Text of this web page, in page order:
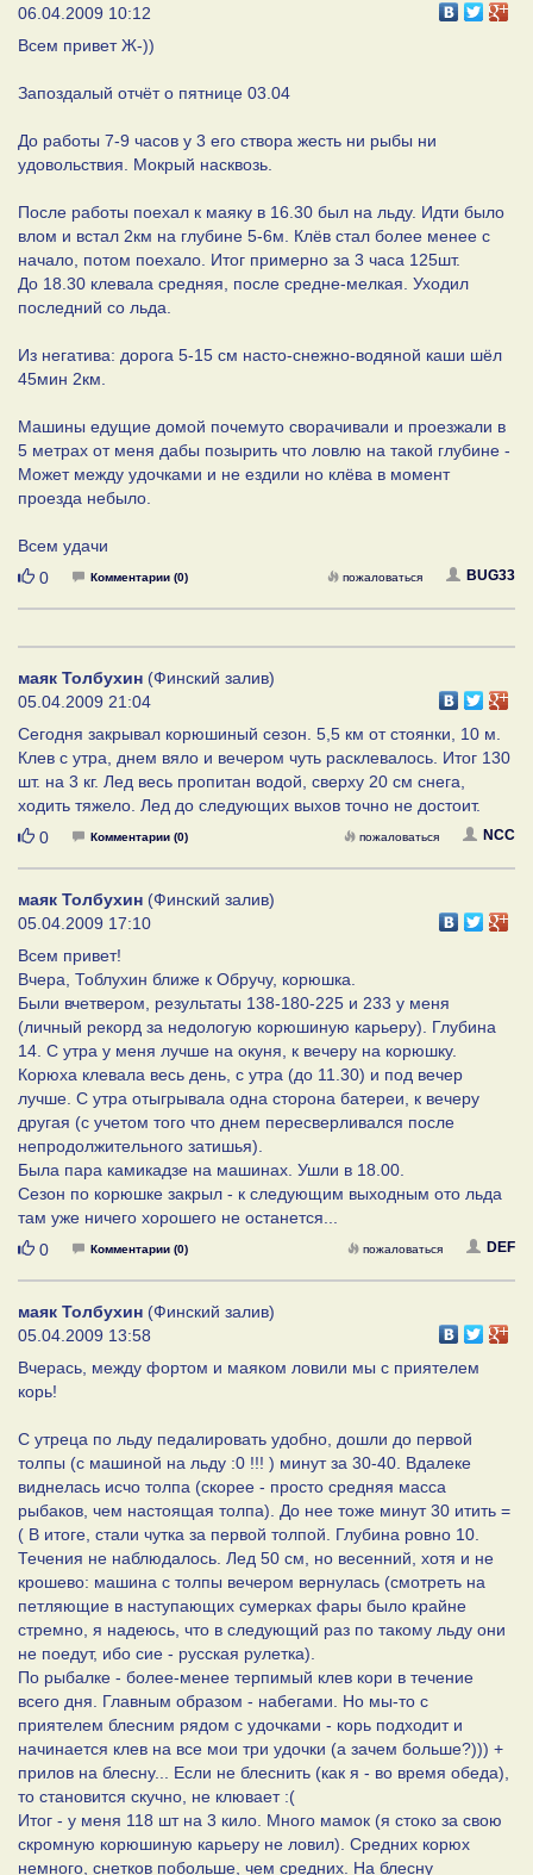
06.04.2009 10:12
Всем привет Ж-))
Запоздалый отчёт о пятнице 03.04
До работы 7-9 часов у 3 его створа жесть ни рыбы ни
удовольствия. Мокрый насквозь.
После работы поехал к маяку в 16.30 был на льду. Идти было
влом и встал 2км на глубине 5-6м. Клёв стал более менее с
начало, потом поехало. Итог примерно за 3 часа 125шт.
До 18.30 клевала средняя, после средне-мелкая. Уходил
последний со льда.
Из негатива: дорога 5-15 см насто-снежно-водяной каши шёл
45мин 2км.
Машины едущие домой почемуто сворачивали и проезжали в
5 метрах от меня дабы позырить что ловлю на такой глубине -
Может между удочками и не ездили но клёва в момент
проезда небыло.
Всем удачи
Нравится
0 Комментарии (0) BUG33
пожаловаться
маяк Толбухин (Финский залив)
05.04.2009 21:04
Сегодня закрывал корюшиный сезон. 5,5 км от стоянки, 10 м.
Клев с утра, днем вяло и вечером чуть расклевалось. Итог 130
шт. на 3 кг. Лед весь пропитан водой, сверху 20 см снега,
ходить тяжело. Лед до следующих выхов точно не достоит.
Нравится
0 Комментарии (0) NCC
пожаловаться
маяк Толбухин (Финский залив)
05.04.2009 17:10
Всем привет!
Вчера, Тоблухин ближе к Обручу, корюшка.
Были вчетвером, результаты 138-180-225 и 233 у меня
(личный рекорд за недологую корюшиную карьеру). Глубина
14. С утра у меня лучше на окуня, к вечеру на корюшку.
Корюха клевала весь день, с утра (до 11.30) и под вечер
лучше. С утра отыгрывала одна сторона батереи, к вечеру
другая (с учетом того что днем пересверливался после
непродолжительного затишья).
Была пара камикадзе на машинах. Ушли в 18.00.
Сезон по корюшке закрыл - к следующим выходным ото льда
там уже ничего хорошего не останется...
Нравится
0 Комментарии (0) DEF
пожаловаться
маяк Толбухин (Финский залив)
05.04.2009 13:58
Вчерась, между фортом и маяком ловили мы с приятелем
корь!
С утреца по льду педалировать удобно, дошли до первой
толпы (с машиной на льду :0 !!! ) минут за 30-40. Вдалеке
виднелась исчо толпа (скорее - просто средняя масса
рыбаков, чем настоящая толпа). До нее тоже минут 30 итить =
( В итоге, стали чутка за первой толпой. Глубина ровно 10.
Течения не наблюдалось. Лед 50 см, но весенний, хотя и не
крошево: машина с толпы вечером вернулась (смотреть на
петляющие в наступающих сумерках фары было крайне
стремно, я надеюсь, что в следующий раз по такому льду они
не поедут, ибо сие - русская рулетка).
По рыбалке - более-менее терпимый клев кори в течение
всего дня. Главным образом - набегами. Но мы-то с
приятелем блесним рядом с удочками - корь подходит и
начинается клев на все мои три удочки (а зачем больше?))) +
прилов на блесну... Если не блеснить (как я - во время обеда),
то становится скучно, не клювает :(
Итог - у меня 118 шт на 3 кило. Много мамок (я стоко за свою
скромную корюшиную карьеру не ловил). Средних корюх
немного, снетков побольше, чем средних. На блесну